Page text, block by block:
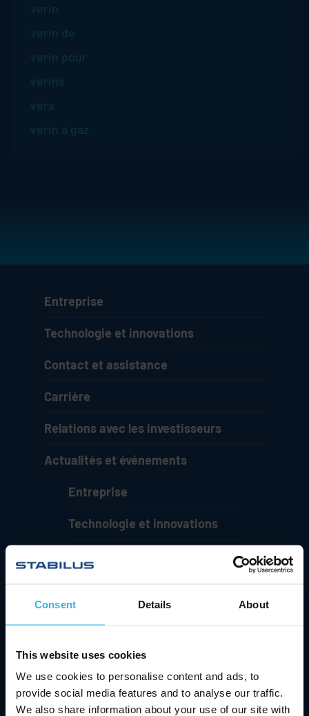
Consent Details About
This website uses cookies
We use cookies to personalise content and ads, to
provide social media features and to analyse our traffic.
We also share information about your use of our site with
verin
verin de
verin pour
verins
vers
vérin à gaz
Entreprise
Technologie et innovations
Contact et assistance
Carrière
Relations avec les investisseurs
Actualités et événements
Entreprise
Technologie et innovations
Actualités et événements